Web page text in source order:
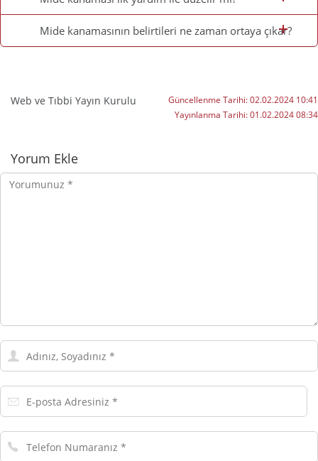
Mide kanamasının belirtileri ne zaman ortaya çıkar?
Web ve Tıbbi Yayın Kurulu Güncellenme Tarihi:02.02.2024 10:41
Yayınlanma Tarihi:01.02.2024 08:34
Yorumlar
Yorum Ekle
Yorumunuz
Adınız,
Soyadınız
E-
posta
Telefon
Numaranız